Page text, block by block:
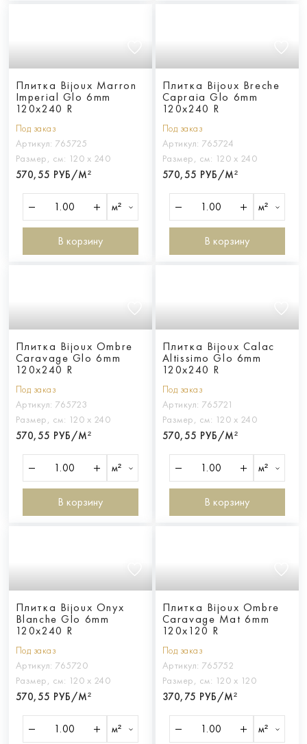
Плитка Bijoux Marron
Imperial Glo 6mm
120x240 R
Под заказ
Артикул: 765725
Размер, см: 120 х 240
570,55 РУБ/М²
м²
В корзину
Плитка Bijoux Breche
Capraia Glo 6mm
120x240 R
Под заказ
Артикул: 765724
Размер, см: 120 х 240
570,55 РУБ/М²
м²
В корзину
Плитка Bijoux Ombre
Caravage Glo 6mm
120x240 R
Под заказ
Артикул: 765723
Размер, см: 120 х 240
570,55 РУБ/М²
м²
В корзину
Плитка Bijoux Calac
Altissimo Glo 6mm
120x240 R
Под заказ
Артикул: 765721
Размер, см: 120 х 240
570,55 РУБ/М²
м²
В корзину
Плитка Bijoux Onyx
Blanche Glo 6mm
120x240 R
Под заказ
Артикул: 765720
Размер, см: 120 х 240
570,55 РУБ/М²
м²
Плитка Bijoux Ombre
Caravage Mat 6mm
120x120 R
Под заказ
Артикул: 765752
Размер, см: 120 х 120
370,75 РУБ/М²
м²